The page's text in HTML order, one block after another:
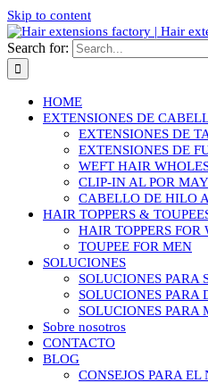
Skip to content
Search for:
HOME
EXTENSIONES DE
EXTENSIONES DE
EXTENSIONES DE
WEFT HAIR
CLIP-IN AL POR
CABELLO DE HILO
HAIR TOPPERS &
HAIR TOPPERS FOR
TOUPEE FOR MEN
SOLUCIONES
SOLUCIONES PARA
SOLUCIONES PARA
SOLUCIONES PARA
Sobre nosotros
CONTACTO
BLOG
CONSEJOS PARA